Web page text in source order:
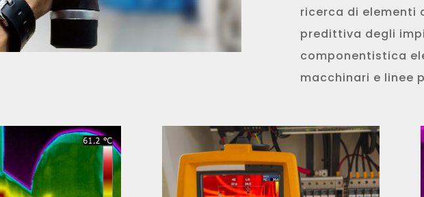
ricerca di elementi
predittiva degli
componentistica
macchinari e linee